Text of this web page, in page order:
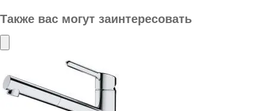
Также вас могут заинтересовать